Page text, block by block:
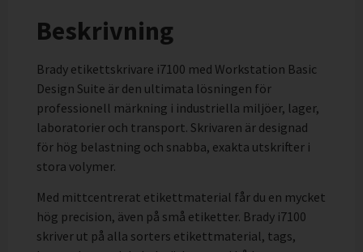
Beskrivning
Brady etikettskrivare i7100 med Workstation Basic
Design Suite är den ultimata lösningen för
professionell märkning i industriella miljöer, lager,
laboratorier och transport. Skrivaren är designad
för hög belastning och snabba, exakta utskrifter i
stora volymer.
Med mittcentrerat etikettmaterial får du en mycket
hög precision, även på små etiketter. Brady i7100
skriver ut på alla sorters etikettmaterial, tags,